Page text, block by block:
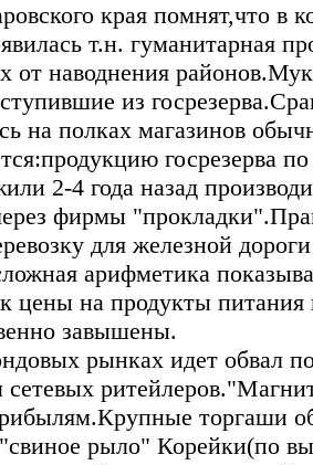
края помнят,что в
т.н. гуманитарная
от наводнения
из
на полках магазинов
госрезерва
2-4 года назад
фирмы
для железной
арифметика
цены на продукты питания
завышены.
рынках идет обвал
торгаши
рыло" Корейки(по